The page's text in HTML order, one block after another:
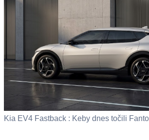
Kia EV4 Fastback : Keby dnes točili